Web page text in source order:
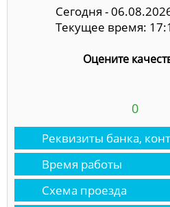
Сегодня -
Текущее время:
Оцените
0
Реквизиты банка,
Время работы
Схема проезда